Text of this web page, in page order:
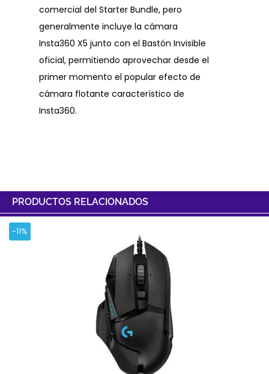
comercial del Starter Bundle, pero
generalmente incluye la cámara
Insta360 X5 junto con el Bastón Invisible
oficial, permitiendo aprovechar desde el
primer momento el popular efecto de
cámara flotante característico de
Insta360.
PRODUCTOS RELACIONADOS
-11%